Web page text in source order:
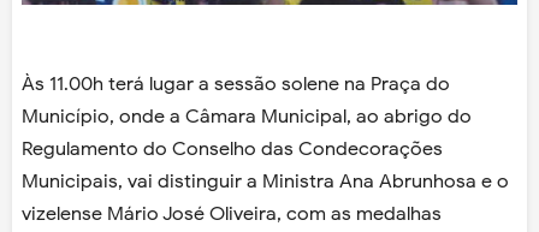
Às 11.00h terá lugar a sessão solene na Praça do
Município, onde a Câmara Municipal, ao abrigo do
Regulamento do Conselho das Condecorações
Municipais, vai distinguir a Ministra Ana Abrunhosa e o
vizelense Mário José Oliveira, com as medalhas